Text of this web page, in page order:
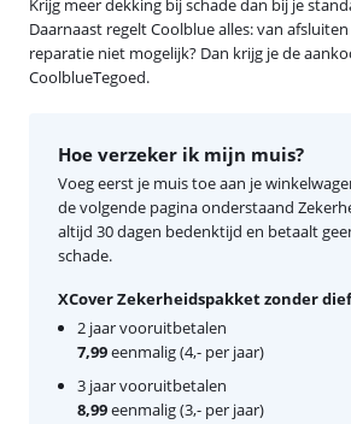
Krijg meer dekking bij schade dan bij je
Daarnaast regelt Coolblue alles: van
reparatie niet mogelijk? Dan krijg je de
CoolblueTegoed.
Hoe verzeker ik mijn muis?
Voeg eerst je muis toe aan je
de volgende pagina onderstaand
altijd 30 dagen bedenktijd en betaalt
schade.
XCover Zekerheidspakket zonder
2 jaar vooruitbetalen
7,99eenmalig (4,- per jaar)
3 jaar vooruitbetalen
8,99eenmalig (3,- per jaar)